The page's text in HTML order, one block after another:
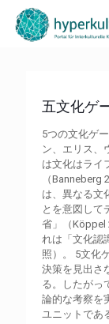
五文化ゲ
5つの文化ゲ
ン、エリス、
は文化はライ
（Banneberg
は、異なる文
とを意図して
省」（Köppel
れは「文化認
照）。 5文化
決策を見出さ
る。したがっ
論的な考察を
ユニットであ